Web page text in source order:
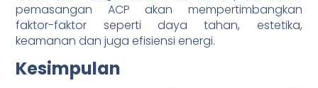
pemasangan ACP akan mempertimbangkan
faktor-faktor seperti daya tahan, estetika,
keamanan dan juga efisiensi energi.
Kesimpulan